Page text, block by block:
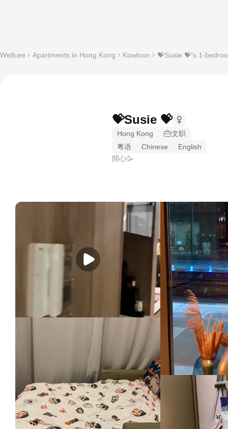
Wellcee Apartments in Hong Kong Kowloon 💝Susie 💝's 1-
💝Susie 💝
Hong Kong
文职
粤语
Chinese
English
開心🥳